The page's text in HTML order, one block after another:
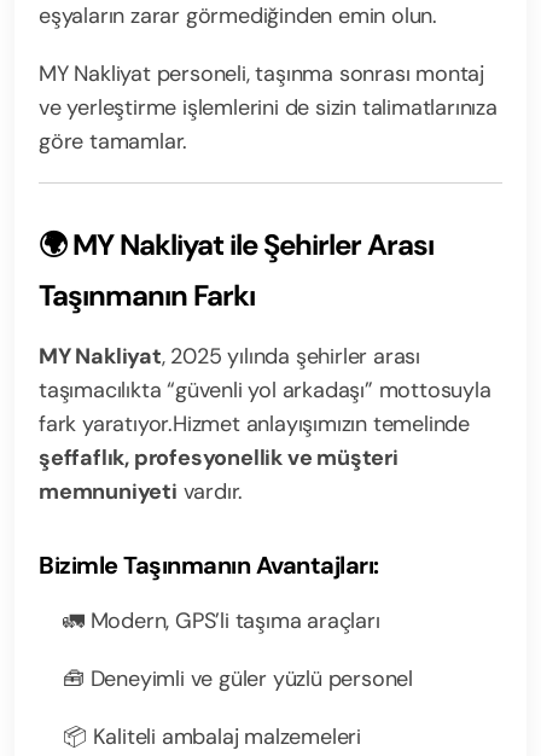
eşyaların zarar görmediğinden emin olun.
MY Nakliyat personeli, taşınma sonrası montaj
ve yerleştirme işlemlerini de sizin talimatlarınıza
göre tamamlar.
🌍 MY Nakliyat ile Şehirler Arası
Taşınmanın Farkı
MY Nakliyat, 2025 yılında şehirler arası
taşımacılıkta “güvenli yol arkadaşı” mottosuyla
fark yaratıyor.Hizmet anlayışımızın temelinde
şeffaflık, profesyonellik ve müşteri
memnuniyeti vardır.
Bizimle Taşınmanın Avantajları:
🚛 Modern, GPS’li taşıma araçları
🧰 Deneyimli ve güler yüzlü personel
📦 Kaliteli ambalaj malzemeleri